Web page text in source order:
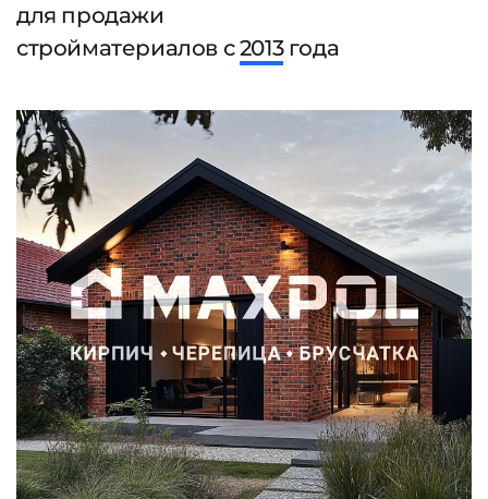
для продажи
стройматериалов с2013года